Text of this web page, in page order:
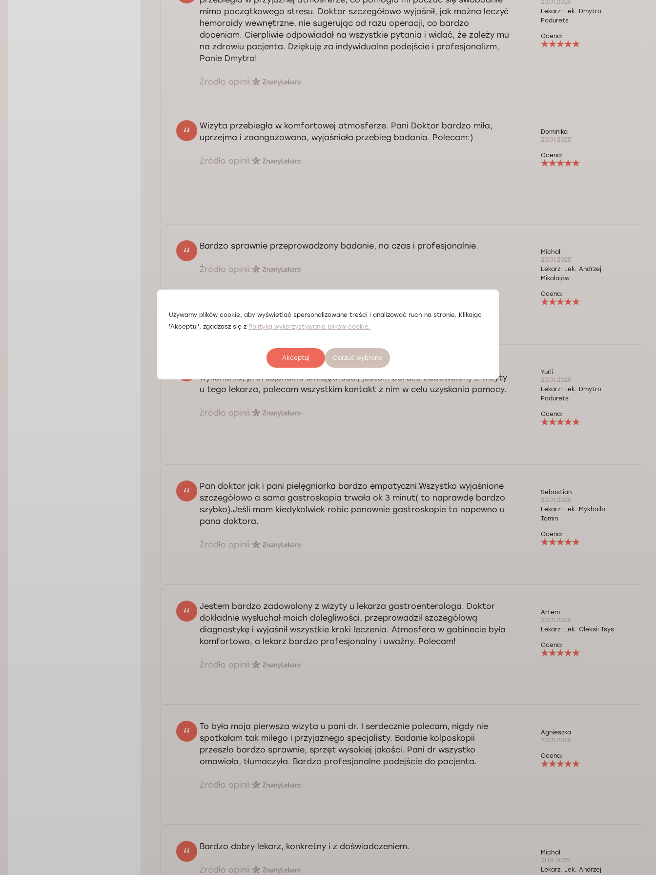
mimo początkowego stresu. Doktor szczegółowo wyjaśnił, jak można leczyć
hemoroidy wewnętrzne, nie sugerując od razu operacji, co bardzo
doceniam. Cierpliwie odpowiadał na wszystkie pytania i widać, że zależy mu
na zdrowiu pacjenta. Dziękuję za indywidualne podejście i profesjonalizm,
Panie Dmytro!
Źródło opinii:
20.01.2025
Lekarz: Lek. Dmytro
Podurets
Ocena:
Wizyta przebiegła w komfortowej atmosferze. Pani Doktor bardzo miła,
uprzejma i zaangażowana, wyjaśniała przebieg badania. Polecam:)
Źródło opinii:
Dominika
20.01.2025
Ocena:
Bardzo sprawnie przeprowadzony badanie, na czas i profesjonalnie.
Źródło opinii:
Michał
20.01.2025
Lekarz: Lek. Andrzej
Mikołajów
Ocena:
Miła komunikacja i pełne szacunku podejście do pacjenta, wysoka jakość
wykonania, profesjonalne umiejętności, jestem bardzo zadowolony z wizyty
u tego lekarza, polecam wszystkim kontakt z nim w celu uzyskania pomocy.
Źródło opinii:
Yurii
20.01.2025
Lekarz: Lek. Dmytro
Podurets
Ocena:
Pan doktor jak i pani pielęgniarka bardzo empatyczni.Wszystko wyjaśnione
szczegółowo a sama gastroskopia trwała ok 3 minut( to naprawdę bardzo
szybko).Jeśli mam kiedykolwiek robic ponownie gastroskopie to napewno u
pana doktora.
Źródło opinii:
Sebastian
20.01.2025
Lekarz: Lek. Mykhailo
Tomin
Ocena:
Jestem bardzo zadowolony z wizyty u lekarza gastroenterologa. Doktor
dokładnie wysłuchał moich dolegliwości, przeprowadził szczegółową
diagnostykę i wyjaśnił wszystkie kroki leczenia. Atmosfera w gabinecie była
komfortowa, a lekarz bardzo profesjonalny i uważny. Polecam!
Źródło opinii:
Artem
20.01.2025
Lekarz: Lek. Oleksii Tsys
Ocena:
To była moja pierwsza wizyta u pani dr. I serdecznie polecam, nigdy nie
spotkałam tak miłego i przyjaznego specjalisty. Badanie kolposkopii
przeszło bardzo sprawnie, sprzęt wysokiej jakości. Pani dr wszystko
omawiała, tłumaczyła. Bardzo profesjonalne podejście do pacjenta.
Źródło opinii:
Agnieszka
20.01.2025
Ocena:
Bardzo dobry lekarz, konkretny i z doświadczeniem.
Źródło opinii:
Michał
13.01.2025
Lekarz: Lek. Andrzej
Używamy plików cookie, aby wyświetlać spersonalizowane treści i analizować ruch na stronie. Klikając
'Akceptuj', zgadzasz się z Polityką wykorzystywania plików cookie.
Akceptuj Odrzuć wybrane